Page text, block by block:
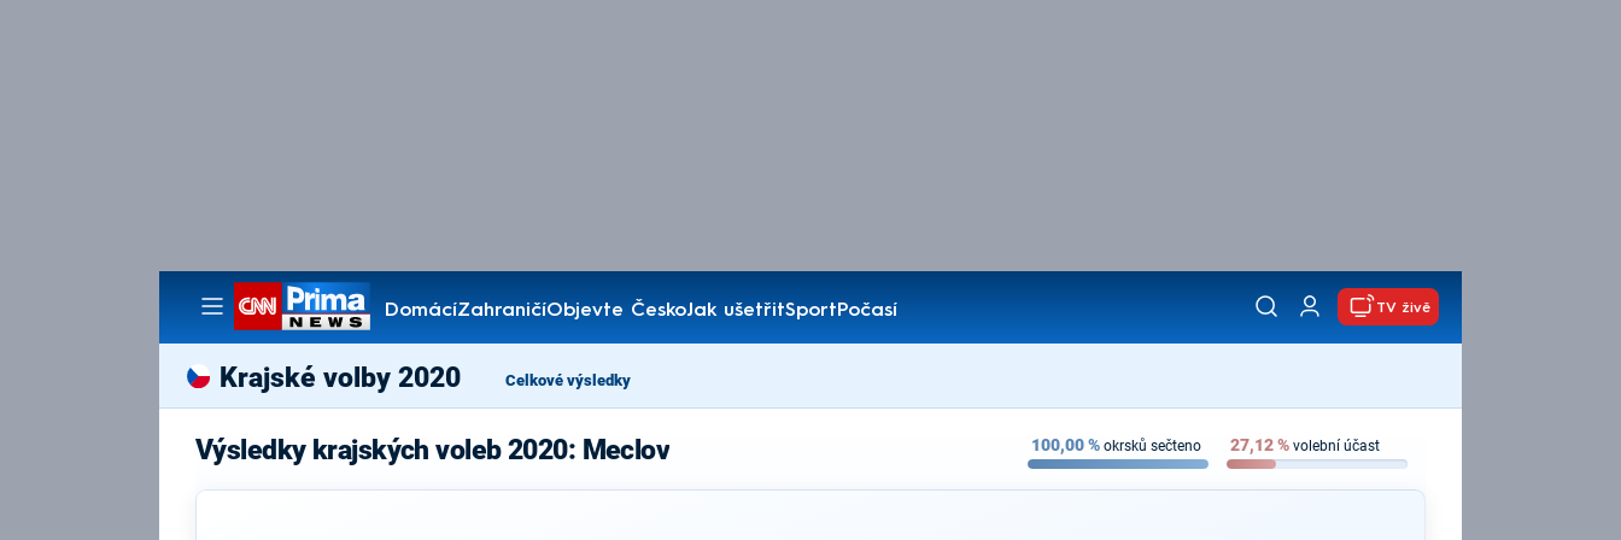
DomácíZahraničíObjevte ČeskoJak ušetřitSportPočasí
Pořady
TV živě
Krajské volby 2020 Celkové výsledky
Výsledky krajských voleb 2020: Meclov 100,00% okrsků sečteno 27,12% volební účast